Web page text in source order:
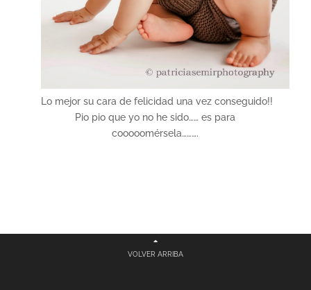
Lo mejor su cara de felicidad una vez conseguido!!
Pio pio que yo no he sido…… es para
cooooomérsela……….
VOLVER ARRIBA